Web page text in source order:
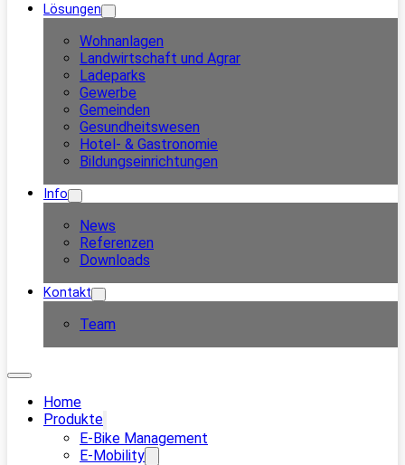
Lösungen
Wohnanlagen
Landwirtschaft und Agrar
Ladeparks
Gewerbe
Gemeinden
Gesundheitswesen
Hotel- & Gastronomie
Bildungseinrichtungen
Info
News
Referenzen
Downloads
Kontakt
Team
Home
Produkte
E-Bike Management
E-Mobility